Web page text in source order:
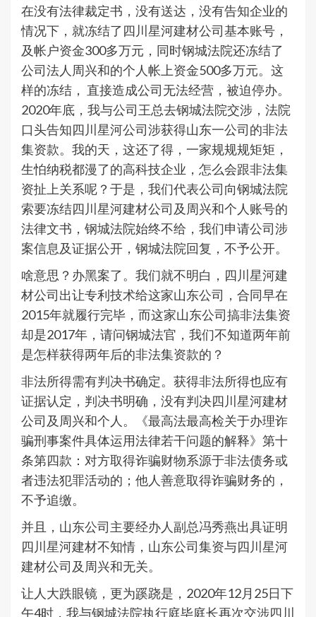
在没有法律裁定书，没有送达，没有告知企业的
情况下，就冻结了四川星河建材公司基本账号，
及帐户资金300多万元，同时钢城法院还冻结了
公司法人周兴和的个人帐上资金500多万元。这
样的冻结， 直接造成公司无法经营，被迫停办。
2020年底，我与公司王总去钢城法院交涉，法院
口头告知四川星河公司涉获得山东一公司的非法
集资款。我的天，这还了得，一家规规规矩矩，
生怕纳税都漫了的高科技企业，怎么会跟非法集
资扯上关系呢？于是，我们代表公司向钢城法院
索要冻结四川星河建材公司及周兴和个人账号的
法律文书，钢城法院始终不给，我们申请公司涉
案信息及证据公开，钢城法院回复，不予公开。
啥意思？办黑案了。我们就不明白，四川星河建
材公司出让专利技术给这家山东公司，合同早在
2015年就履行完毕，而这家山东公司搞非法集资
却是2017年，请问钢城法官，我们不知道两年前
是怎样获得两年后的非法集资款的？
非法所得需有判决书确定。获得非法所得也应有
证据认定，判决书明确，没有判决四川星河建材
公司及周兴和个人。《最高法最高检关于办理诈
骗刑事案件具体运用法律若干问题的解释》第十
条第四款：对方取得诈骗财物系源于非法债务或
者违法犯罪活动的；他人善意取得诈骗财务的，
不予追缴。
并且，山东公司主要经办人副总冯秀燕出具证明
四川星河建材不知情，山东公司集资与四川星河
建材公司及周兴和无关。
让人大跌眼镜，更为蹊跷是，2020年12月25日下
午4时，我与钢城法院执行庭毕庭长再次交涉四川